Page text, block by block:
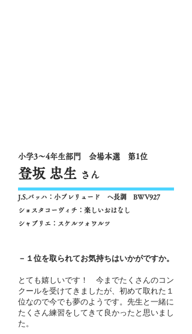
小学3～4年生部門 会場本選 第1位
登坂 忠生 さん
J.S.バッハ：小プレリュード ヘ長調 BWV927
ショスタコーヴィチ：楽しいおはなし
シャブリエ：スケルツォワルツ
－１位を取られてお気持ちはいかがですか。
とても嬉しいです！ 今までたくさんのコン
クールを受けてきましたが、初めて取れた１
位なので今でも夢のようです。先生と一緒に
たくさん練習をしてきて良かったと思いまし
た。